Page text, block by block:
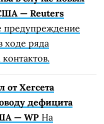
— Reuters
предупреждение
ходе ряда
от Хегсета
дефицита
— WP На